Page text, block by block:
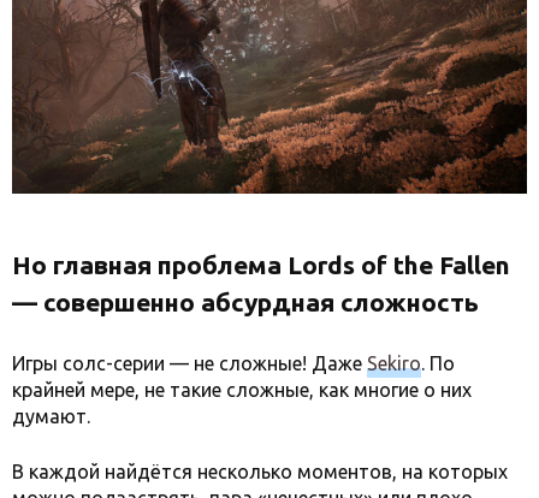
Но главная проблема Lords of the Fallen
— совершенно абсурдная сложность
Игры солс-серии — не сложные! Даже Sekiro . По
крайней мере, не такие сложные, как многие о них
думают.
В каждой найдётся несколько моментов, на которых